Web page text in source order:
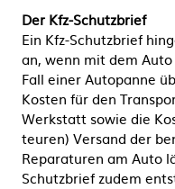
Der Kfz-Schutzbrief
Ein Kfz-Schutzbrief
an, wenn mit dem
Fall einer Autopanne
Kosten für den
Werkstatt sowie die
teuren) Versand der
Reparaturen am Auto
Schutzbrief zudem